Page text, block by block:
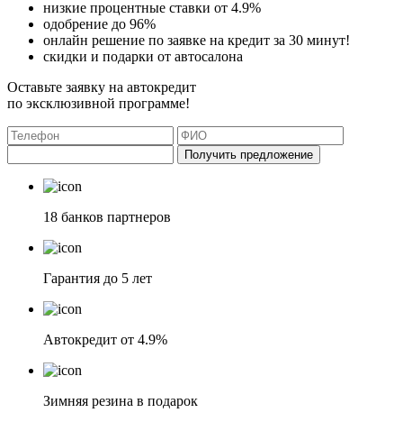
низкие процентные ставки от 4.9%
одобрение до 96%
онлайн решение по заявке на кредит за 30 минут!
скидки и подарки от автосалона
Оставьте заявку на автокредит
по эксклюзивной программе!
Получить предложение
18 банков партнеров
Гарантия до 5 лет
Автокредит от 4.9%
Зимняя резина в подарок